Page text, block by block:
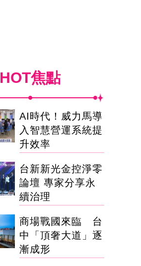
HOT焦點
AI時代！威力馬導
入智慧營運系統提
升效率
台新新光金控淨零
論壇 專家分享永
續治理
商場戰國來臨 台
中「頂奢大道」逐
漸成形